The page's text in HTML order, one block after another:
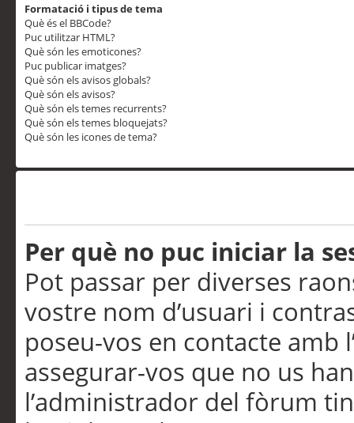
Formatació i tipus de tema
Què és el BBCode?
Puc utilitzar HTML?
Què són les emoticones?
Puc publicar imatges?
Què són els avisos globals?
Què són els avisos?
Què són els temes recurrents?
Què són els temes bloquejats?
Què són les icones de tema?
Per què no puc iniciar la
Pot passar per diverses
vostre nom d’usuari i
poseu-vos en contacte
assegurar-vos que no us
l’administrador del fòrum